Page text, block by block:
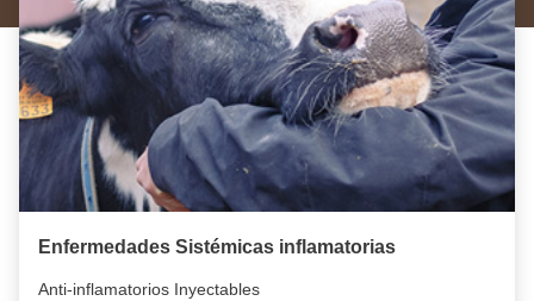
Enfermedades Sistémicas inflamatorias
Anti-inflamatorios Inyectables